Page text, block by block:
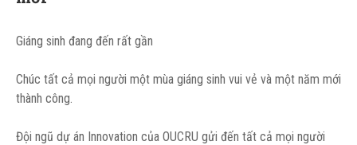
Giáng sinh đang đến rất gần
Chúc tất cả mọi người một mùa giáng sinh vui vẻ và một năm mới
thành công.
Đội ngũ dự án Innovation của OUCRU gửi đến tất cả mọi người